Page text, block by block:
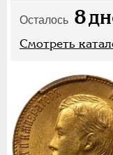
Осталось 8
Смотреть